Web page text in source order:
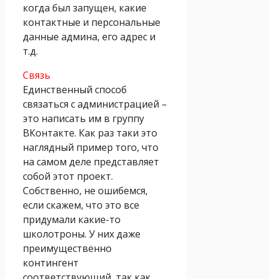
когда был запущен, какие
контактные и персональные
данные админа, его адрес и
т.д.
Связь
Единственный способ
связаться с администрацией –
это написать им в группу
ВКонтакте. Как раз таки это
наглядный пример того, что
на самом деле представляет
собой этот проект.
Собственно, не ошибемся,
если скажем, что это все
придумали какие-то
школотроны. У них даже
преимущественно
контингент